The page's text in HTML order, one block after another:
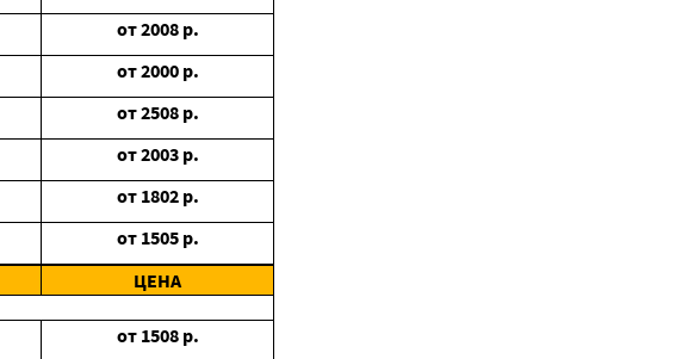
от2008 р.
от2000 р.
от2508 р.
от2003 р.
от 1802 р.
от 1505 р.
ЦЕНА
от 1508 р.